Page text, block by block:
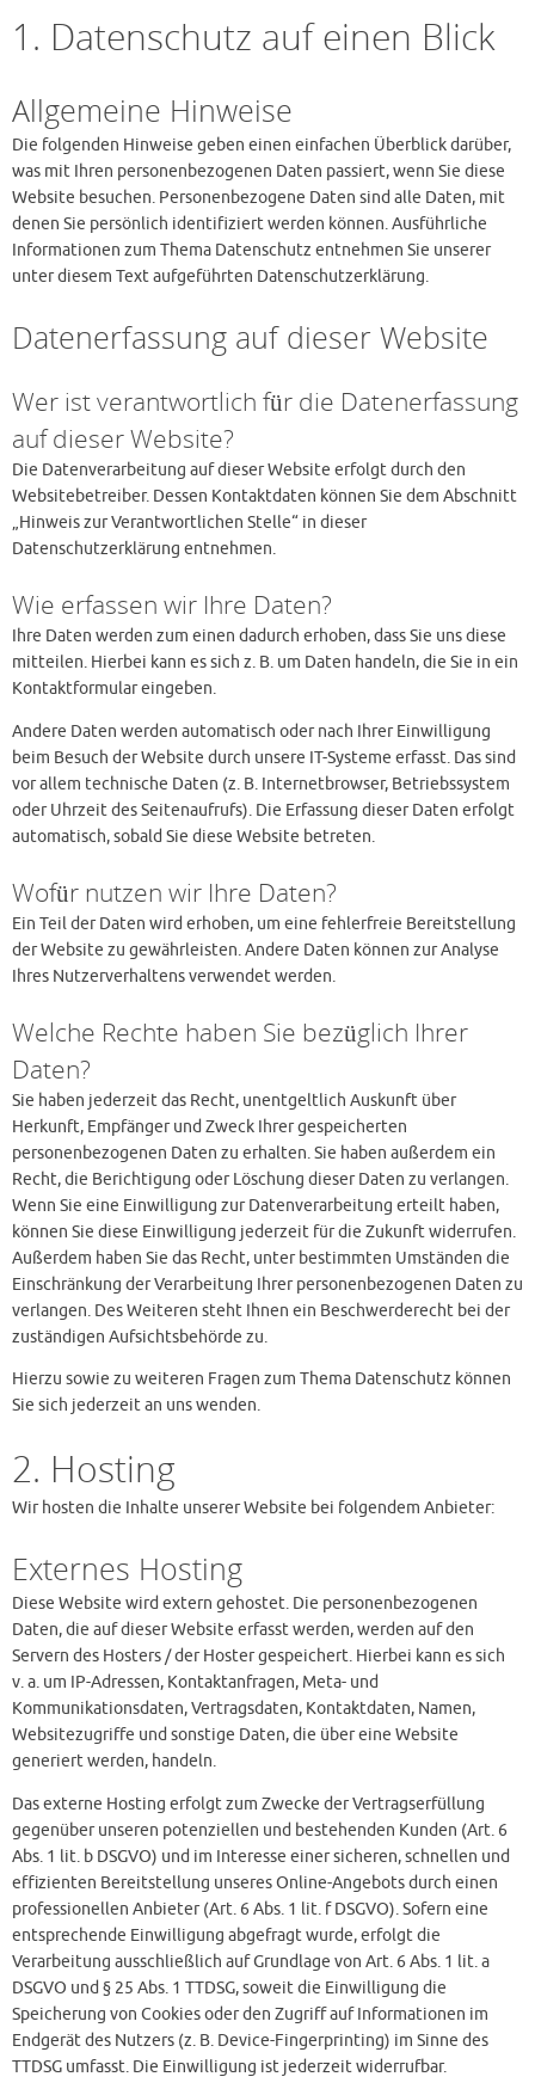
1. Datenschutz auf einen Blick
Allgemeine Hinweise
Die folgenden Hinweise geben einen einfachen Überblick darüber,
was mit Ihren personenbezogenen Daten passiert, wenn Sie diese
Website besuchen. Personenbezogene Daten sind alle Daten, mit
denen Sie persönlich identifiziert werden können. Ausführliche
Informationen zum Thema Datenschutz entnehmen Sie unserer
unter diesem Text aufgeführten Datenschutzerklärung.
Datenerfassung auf dieser Website
Wer ist verantwortlich für die Datenerfassung
auf dieser Website?
Die Datenverarbeitung auf dieser Website erfolgt durch den
Websitebetreiber. Dessen Kontaktdaten können Sie dem Abschnitt
„Hinweis zur Verantwortlichen Stelle“ in dieser
Datenschutzerklärung entnehmen.
Wie erfassen wir Ihre Daten?
Ihre Daten werden zum einen dadurch erhoben, dass Sie uns diese
mitteilen. Hierbei kann es sich z. B. um Daten handeln, die Sie in ein
Kontaktformular eingeben.
Andere Daten werden automatisch oder nach Ihrer Einwilligung
beim Besuch der Website durch unsere IT-Systeme erfasst. Das sind
vor allem technische Daten (z. B. Internetbrowser, Betriebssystem
oder Uhrzeit des Seitenaufrufs). Die Erfassung dieser Daten erfolgt
automatisch, sobald Sie diese Website betreten.
Wofür nutzen wir Ihre Daten?
Ein Teil der Daten wird erhoben, um eine fehlerfreie Bereitstellung
der Website zu gewährleisten. Andere Daten können zur Analyse
Ihres Nutzerverhaltens verwendet werden.
Welche Rechte haben Sie bezüglich Ihrer
Daten?
Sie haben jederzeit das Recht, unentgeltlich Auskunft über
Herkunft, Empfänger und Zweck Ihrer gespeicherten
personenbezogenen Daten zu erhalten. Sie haben außerdem ein
Recht, die Berichtigung oder Löschung dieser Daten zu verlangen.
Wenn Sie eine Einwilligung zur Datenverarbeitung erteilt haben,
können Sie diese Einwilligung jederzeit für die Zukunft widerrufen.
Außerdem haben Sie das Recht, unter bestimmten Umständen die
Einschränkung der Verarbeitung Ihrer personenbezogenen Daten zu
verlangen. Des Weiteren steht Ihnen ein Beschwerderecht bei der
zuständigen Aufsichtsbehörde zu.
Hierzu sowie zu weiteren Fragen zum Thema Datenschutz können
Sie sich jederzeit an uns wenden.
2. Hosting
Wir hosten die Inhalte unserer Website bei folgendem Anbieter:
Externes Hosting
Diese Website wird extern gehostet. Die personenbezogenen
Daten, die auf dieser Website erfasst werden, werden auf den
Servern des Hosters / der Hoster gespeichert. Hierbei kann es sich
v. a. um IP-Adressen, Kontaktanfragen, Meta- und
Kommunikationsdaten, Vertragsdaten, Kontaktdaten, Namen,
Websitezugriffe und sonstige Daten, die über eine Website
generiert werden, handeln.
Das externe Hosting erfolgt zum Zwecke der Vertragserfüllung
gegenüber unseren potenziellen und bestehenden Kunden (Art. 6
Abs. 1 lit. b DSGVO) und im Interesse einer sicheren, schnellen und
effizienten Bereitstellung unseres Online-Angebots durch einen
professionellen Anbieter (Art. 6 Abs. 1 lit. f DSGVO). Sofern eine
entsprechende Einwilligung abgefragt wurde, erfolgt die
Verarbeitung ausschließlich auf Grundlage von Art. 6 Abs. 1 lit. a
DSGVO und § 25 Abs. 1 TTDSG, soweit die Einwilligung die
Speicherung von Cookies oder den Zugriff auf Informationen im
Endgerät des Nutzers (z. B. Device-Fingerprinting) im Sinne des
TTDSG umfasst. Die Einwilligung ist jederzeit widerrufbar.